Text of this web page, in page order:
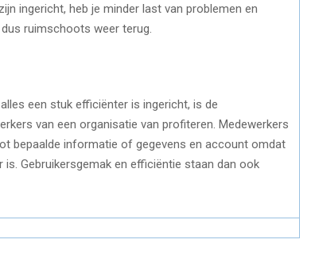
ingericht, heb je minder last van problemen en
ruimschoots weer terug.
een stuk efficiënter is ingericht, is de
van een organisatie van profiteren. Medewerkers
bepaalde informatie of gegevens en account omdat
Gebruikersgemak en efficiëntie staan dan ook